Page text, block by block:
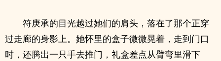
符庚承的目光越过她们的肩头，落在了那个正穿
过走廊的身影上。她怀里的盒子微微晃着，走到门口
时，还腾出一只手去推门，礼盒差点从臂弯里滑下